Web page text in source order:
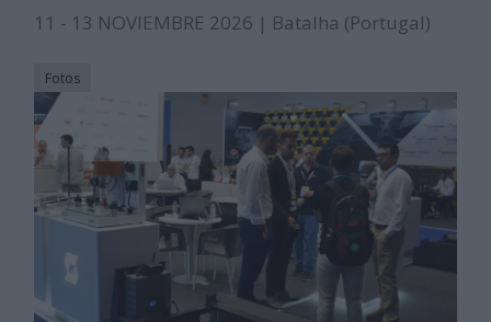
11 - 13 NOVIEMBRE 2026 | Batalha (Portugal)
Fotos